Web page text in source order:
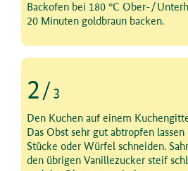
Backofen bei 180 °C Ober-/
20 Minuten goldbraun backen.
2 / 3
Schritt 2 von 3
Den Kuchen auf einem
Das Obst sehr gut abtropfen
Stücke oder Würfel schneiden.
den übrigen Vanillezucker steif